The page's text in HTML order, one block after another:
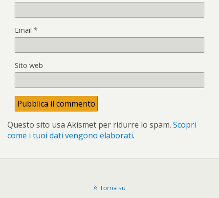
Email *
Sito web
Questo sito usa Akismet per ridurre lo spam. Scopri
come i tuoi dati vengono elaborati.
Torna su